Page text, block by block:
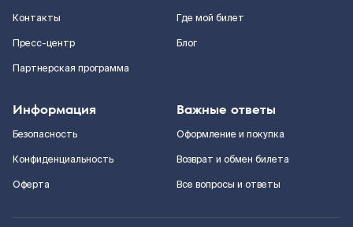
Контакты
Пресс-центр
Партнерская программа
Где мой билет
Блог
Информация
Безопасность
Конфиденциальность
Оферта
Важные ответы
Оформление и покупка
Возврат и обмен билета
Все вопросы и ответы